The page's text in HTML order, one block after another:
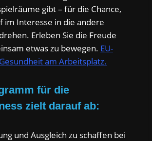
gibt – für die Chance,
im Interesse in die andere
Erleben Sie die Freude
etwas zu bewegen. EU-
am Arbeitsplatz.
für die
zielt darauf ab:
und Ausgleich zu schaffen bei